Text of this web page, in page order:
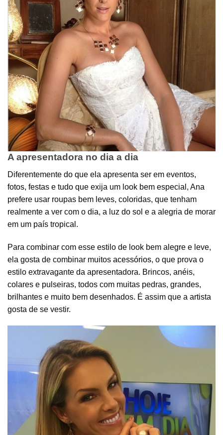
A apresentadora no dia a dia
Diferentemente do que ela apresenta ser em eventos,
fotos, festas e tudo que exija um look bem especial, Ana
prefere usar roupas bem leves, coloridas, que tenham
realmente a ver com o dia, a luz do sol e a alegria de morar
em um país tropical.
Para combinar com esse estilo de look bem alegre e leve,
ela gosta de combinar muitos acessórios, o que prova o
estilo extravagante da apresentadora. Brincos, anéis,
colares e pulseiras, todos com muitas pedras, grandes,
brilhantes e muito bem desenhados. É assim que a artista
gosta de se vestir.